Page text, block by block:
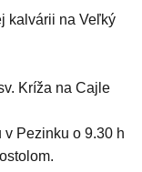
kalvárii na Veľký
Kríža na Cajle
Pezinku o 9.30 h